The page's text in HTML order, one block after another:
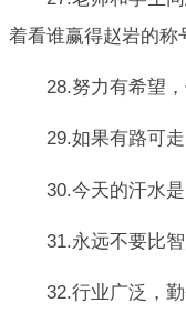
着看谁赢得赵岩的称
28.努力有希望
29.如果有路可
30.今天的汗水是
31.永远不要比
32.行业广泛，勤